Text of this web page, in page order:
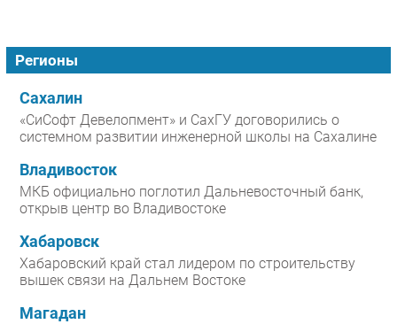
Регионы
Сахалин
«СиСофт Девелопмент» и СахГУ договорились о
системном развитии инженерной школы на Сахалине
Владивосток
МКБ официально поглотил Дальневосточный банк,
открыв центр во Владивостоке
Хабаровск
Хабаровский край стал лидером по строительству
вышек связи на Дальнем Востоке
Магадан